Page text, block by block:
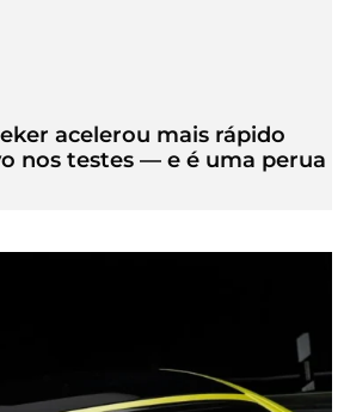
acelerou mais rápido
nos testes — e é uma perua